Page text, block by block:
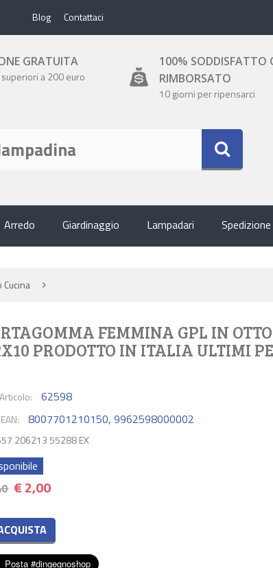
Blog Contattaci
GRATUITA
a 200 euro
100% SODDISFATTO
RIMBORSATO
10 giorni per ripensarci
Arredo Giardinaggio Lampadari
Cucina
FEMMINA GPL IN
PRODOTTO IN ITALIA ULTIMI
62598
8007701210150, 9962598000002
206213 55288 EX
€2,00